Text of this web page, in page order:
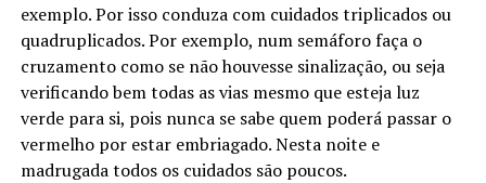
exemplo. Por isso conduza com cuidados triplicados ou
quadruplicados. Por exemplo, num semáforo faça o
cruzamento como se não houvesse sinalização, ou seja
verificando bem todas as vias mesmo que esteja luz
verde para si, pois nunca se sabe quem poderá passar o
vermelho por estar embriagado. Nesta noite e
madrugada todos os cuidados são poucos.